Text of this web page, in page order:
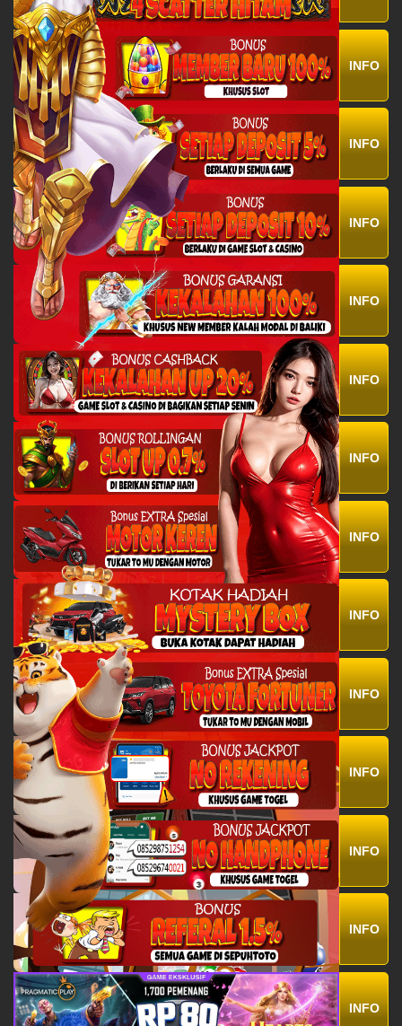
INFO
INFO
INFO
INFO
INFO
INFO
INFO
INFO
INFO
INFO
INFO
INFO
INFO